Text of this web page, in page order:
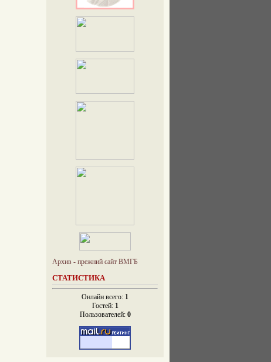
Архив - прежний сайт ВМГБ
СТАТИСТИКА
Онлайн всего: 1
Гостей: 1
Пользователей: 0